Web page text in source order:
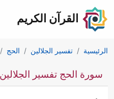
القرآن الكريم
الرئيسية تفسير الجلالين الحج
سورة الحج تفسير الجلالين